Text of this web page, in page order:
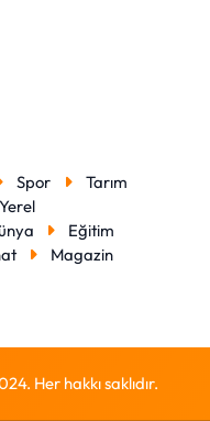
Spor
Tarım
Yerel
Eğitim
Magazin
Her hakkı saklıdır.